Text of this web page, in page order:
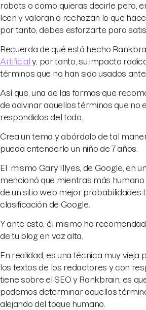
robots o como quieras decirle pero,
leen y valoran o rechazan lo que
por tanto, debes esforzarte para
Recuerda de qué está hecho
Artificial y, por tanto, su impacto
términos que no han sido usados
Así que, una de las formas que
de adivinar aquellos términos que no
respondidos del todo.
Crea un tema y abórdalo de tal
pueda entenderlo un niño de 7 años.
El mismo Gary Illyes, de Google, en
mencionó que mientras más
de un sitio web mejor probabilidades
clasificación de Google.
Y ante esto, él mismo ha
de tu blog en voz alta.
En realidad, es una técnica muy vieja
los textos de los redactores y con
tiene sobre el SEO y Rankbrain, es
podemos determinar aquellos
alejando del toque humano.